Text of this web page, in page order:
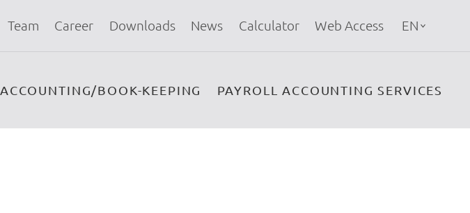
Team Career Downloads News Calculator Web Access EN
ACCOUNTING/BOOK-KEEPING PAYROLL ACCOUNTING SERVICES